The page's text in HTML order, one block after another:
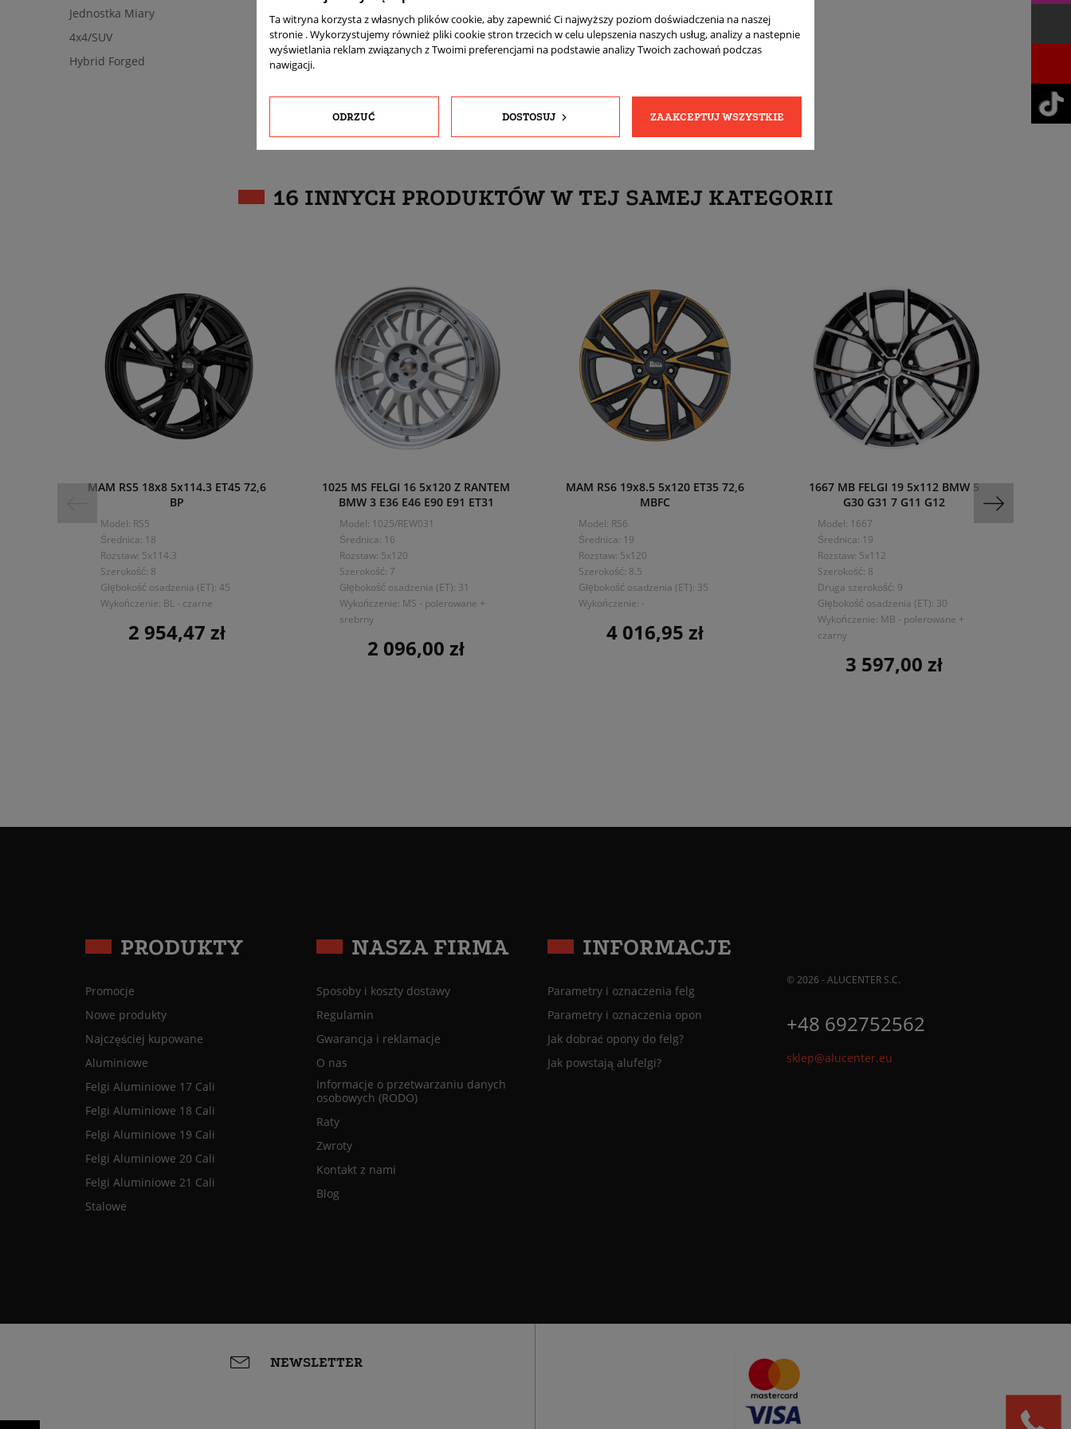
Jednostka Miary
komplet (4 sztuki)
4x4/SUV
Tak
Hybrid Forged
16 INNYCH PRODUKTÓW W TEJ SAMEJ KATEGORII
MAM RS5 18x8 5x114.3 ET45 72,6
BP
Model: RS5
Średnica: 18
Rozstaw: 5x114.3
Szerokość: 8
Głębokość osadzenia (ET): 45
Wykończenie: BL - czarne
Cena
2 954,47 zł
1025 MS FELGI 16 5x120 Z RANTEM
BMW 3 E36 E46 E90 E91 ET31
Model: 1025/REW031
Średnica: 16
Rozstaw: 5x120
Szerokość: 7
Głębokość osadzenia (ET): 31
Wykończenie: MS - polerowane +
srebrny
Cena
2 096,00 zł
MAM RS6 19x8.5 5x120 ET35 72,6
MBFC
Model: RS6
Średnica: 19
Rozstaw: 5x120
Szerokość: 8.5
Głębokość osadzenia (ET): 35
Wykończenie: -
Cena
4 016,95 zł
1667 MB FELGI 19 5x112 BMW 5
G30 G31 7 G11 G12
Model: 1667
Średnica: 19
Rozstaw: 5x112
Szerokość: 8
Druga szerokość: 9
Głębokość osadzenia (ET): 30
Wykończenie: MB - polerowane +
czarny
Cena
3 597,00 zł
PRODUKTY
Promocje
Nowe produkty
Najczęściej kupowane
Aluminiowe
Felgi Aluminiowe 17 Cali
Felgi Aluminiowe 18 Cali
Felgi Aluminiowe 19 Cali
Felgi Aluminiowe 20 Cali
Felgi Aluminiowe 21 Cali
Stalowe
NASZA FIRMA
Sposoby i koszty dostawy
Regulamin
Gwarancja i reklamacje
O nas
Informacje o przetwarzaniu danych
osobowych (RODO)
Raty
Zwroty
Kontakt z nami
Blog
INFORMACJE
Parametry i oznaczenia felg
Parametry i oznaczenia opon
Jak dobrać opony do felg?
Jak powstają alufelgi?
© 2026 - ALUCENTER S.C.
+48 692752562
sklep@alucenter.eu
NEWSLETTER
Ta witryna korzysta z własnych plików cookie, aby zapewnić Ci najwyższy poziom doświadczenia na naszej
stronie . Wykorzystujemy również pliki cookie stron trzecich w celu ulepszenia naszych usług, analizy a nastepnie
wyświetlania reklam związanych z Twoimi preferencjami na podstawie analizy Twoich zachowań podczas
nawigacji.
ODRZUĆ DOSTOSUJ ZAAKCEPTUJ WSZYSTKIE